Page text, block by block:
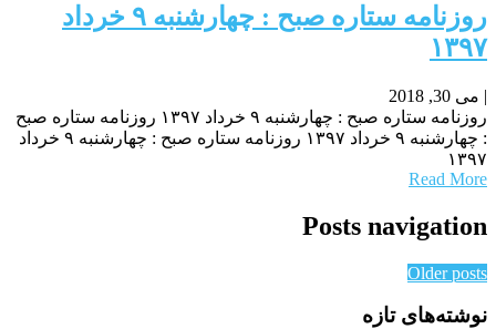
روزنامه ستاره صبح : چهارشنبه ۹ خرداد
۱۳۹۷
| می 30, 2018
روزنامه ستاره صبح : چهارشنبه ۹ خرداد ۱۳۹۷ روزنامه ستاره صبح
: چهارشنبه ۹ خرداد ۱۳۹۷ روزنامه ستاره صبح : چهارشنبه ۹ خرداد
۱۳۹۷
Read More
Posts navigation
Older posts
نوشته‌های تازه